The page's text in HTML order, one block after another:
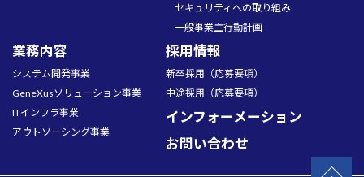
セキュリティへの取り組み
一般事業主行動計画
業務内容
システム開発事業
GeneXusソリューション事業
ITインフラ事業
アウトソーシング事業
採用情報
新卒採用（応募要項）
中途採用（応募要項）
インフォーメーション
お問い合わせ